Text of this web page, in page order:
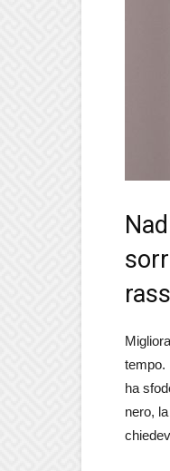
tempo.
ha
nero,